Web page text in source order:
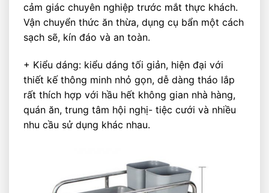
cảm giác chuyên nghiệp trước mắt thực khách.
Vận chuyển thức ăn thừa, dụng cụ bẩn một cách
sạch sẽ, kín đáo và an toàn.
+ Kiểu dáng: kiểu dáng tối giản, hiện đại với
thiết kế thông minh nhỏ gọn, dễ dàng tháo lắp
rất thích hợp với hầu hết không gian nhà hàng,
quán ăn, trung tâm hội nghị- tiệc cưới và nhiều
nhu cầu sử dụng khác nhau.